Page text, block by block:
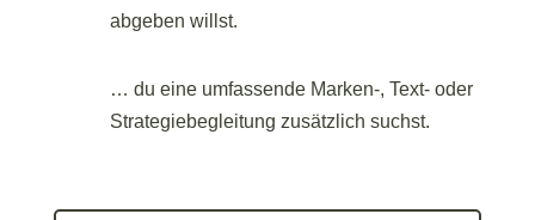
abgeben willst.
… du eine umfassende Marken-, Text- oder
Strategiebegleitung zusätzlich suchst.